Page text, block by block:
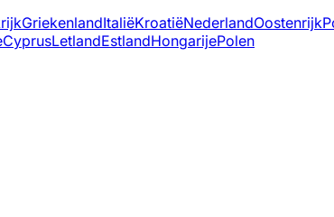
GriekenlandItaliëKroatiëNederlandOostenrijk
CyprusLetlandEstlandHongarijePolen